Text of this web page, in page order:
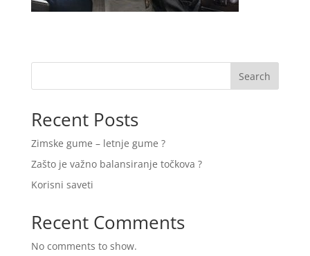
Search
Recent Posts
Zimske gume – letnje gume ?
Zašto je važno balansiranje točkova ?
Korisni saveti
Recent Comments
No comments to show.